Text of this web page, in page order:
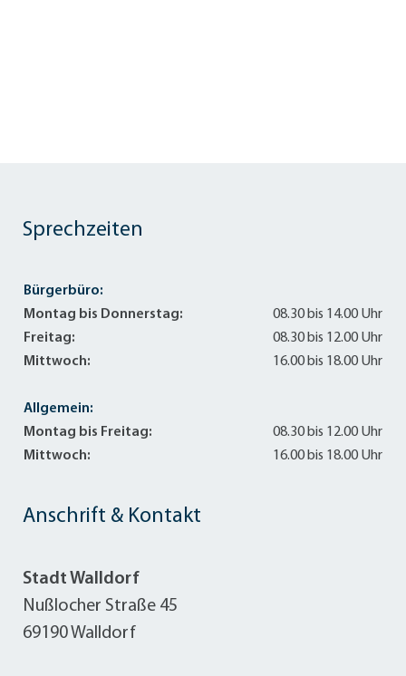
Anschrift & Kontakt
Stadt Walldorf
Nußlocher Straße 45
69190 Walldorf
Sprechzeiten
Bürgerbüro:
Montag bis Donnerstag:
08.30 bis 14.00 Uhr
Freitag:
08.30 bis 12.00 Uhr
Mittwoch:
16.00 bis 18.00 Uhr
Allgemein:
Montag bis Freitag:
08.30 bis 12.00 Uhr
Mittwoch:
16.00 bis 18.00 Uhr